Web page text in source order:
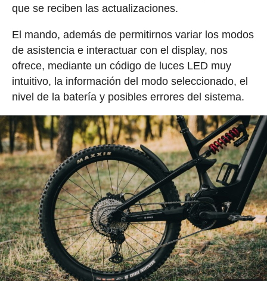
que se reciben las actualizaciones.
El mando, además de permitirnos variar los modos
de asistencia e interactuar con el display, nos
ofrece, mediante un código de luces LED muy
intuitivo, la información del modo seleccionado, el
nivel de la batería y posibles errores del sistema.